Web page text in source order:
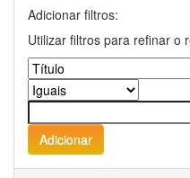
Adicionar filtros:
Utilizar filtros para refinar o